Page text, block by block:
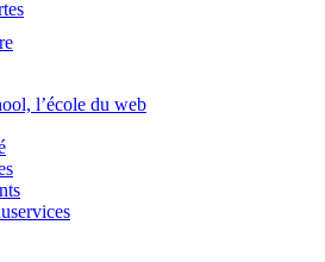
l’école du web